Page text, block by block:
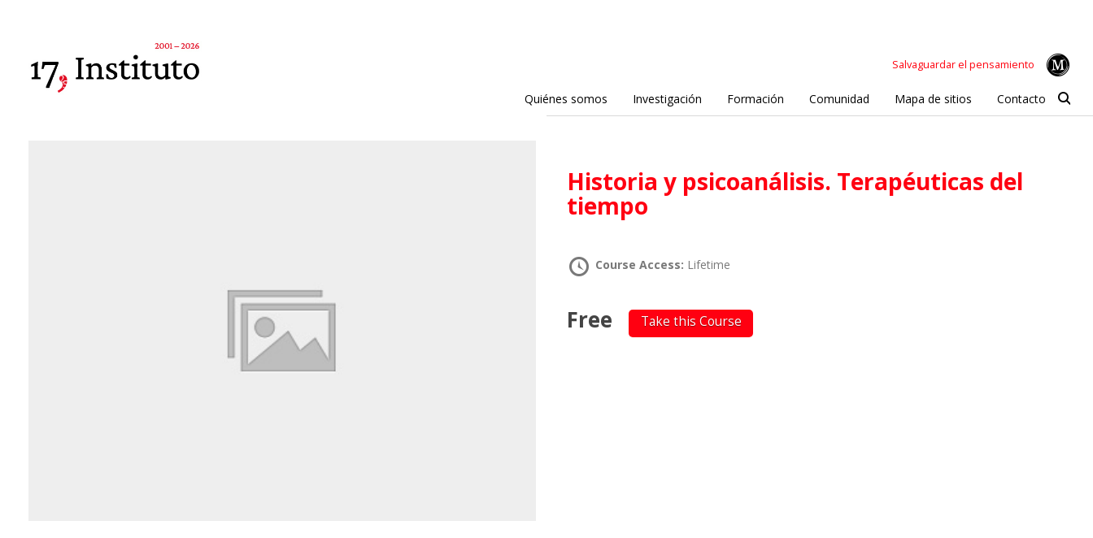
Salvaguardar el pensamiento
Quiénes somos Investigación Formación Comunidad Mapa de sitios Contacto
Historia y psicoanálisis. Terapéuticas del
tiempo
Course Access: Lifetime
Free Take this Course